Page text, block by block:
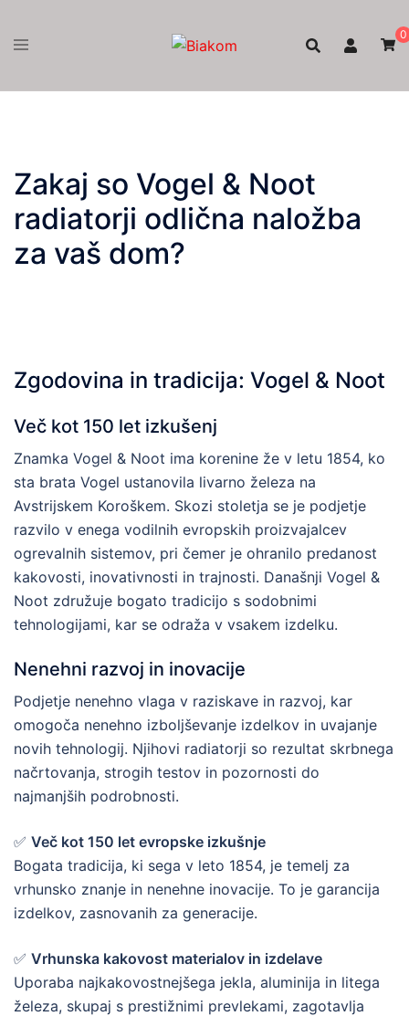
0
Zakaj so Vogel & Noot
radiatorji odlična naložba
za vaš dom?
Zgodovina in tradicija: Vogel & Noot
Več kot 150 let izkušenj
Znamka Vogel & Noot ima korenine že v letu 1854, ko
sta brata Vogel ustanovila livarno železa na
Avstrijskem Koroškem. Skozi stoletja se je podjetje
razvilo v enega vodilnih evropskih proizvajalcev
ogrevalnih sistemov, pri čemer je ohranilo predanost
kakovosti, inovativnosti in trajnosti. Današnji Vogel &
Noot združuje bogato tradicijo s sodobnimi
tehnologijami, kar se odraža v vsakem izdelku.
Nenehni razvoj in inovacije
Podjetje nenehno vlaga v raziskave in razvoj, kar
omogoča nenehno izboljševanje izdelkov in uvajanje
novih tehnologij. Njihovi radiatorji so rezultat skrbnega
načrtovanja, strogih testov in pozornosti do
najmanjših podrobnosti.
✅ Več kot 150 let evropske izkušnje
Bogata tradicija, ki sega v leto 1854, je temelj za
vrhunsko znanje in nenehne inovacije. To je garancija
izdelkov, zasnovanih za generacije.
✅ Vrhunska kakovost materialov in izdelave
Uporaba najkakovostnejšega jekla, aluminija in litega
železa, skupaj s prestižnimi prevlekami, zagotavlja